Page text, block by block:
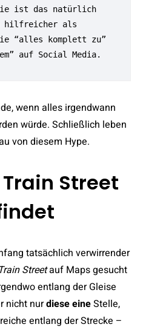
ist das natürlich
hilfreicher als
“alles komplett zu”
auf Social Media.
wenn alles irgendwann
würde. Schließlich leben
von diesem Hype.
Street
tatsächlich verwirrender
Streetauf Maps gesucht
entlang der Gleise
nicht nurdiese eineStelle,
entlang der Strecke –